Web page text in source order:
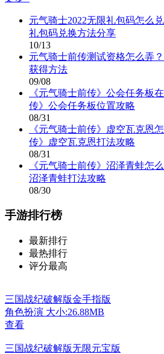
元气骑士2022无限礼包码怎么
礼包码兑换方法分享
10/13
元气骑士前传测试资格怎么弄
获得方法
09/08
《元气骑士前传》公会任务板
传》公会任务板位置攻略
08/31
《元气骑士前传》虚空瓦克恩
传》虚空瓦克恩打法攻略
08/31
《元气骑士前传》沼泽青蛙怎
沼泽青蛙打法攻略
08/30
手游排行榜
最新排行
最热排行
评分最高
三国战纪破解版金手指版
角色扮演 大小:26.88MB
查看
三国战纪破解版无限元宝版